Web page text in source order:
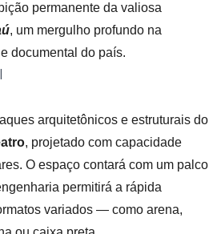
permanente da valiosa
, um mergulho profundo na
documental do país.
arquitetônicos e estruturais do
, projetado com capacidade
O espaço contará com um palco
permitirá a rápida
variados — como arena,